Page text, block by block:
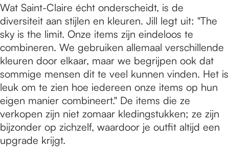
Wat Saint-Claire écht onderscheidt, is de
diversiteit aan stijlen en kleuren. Jill legt uit: "The
sky is the limit. Onze items zijn eindeloos te
combineren. We gebruiken allemaal verschillende
kleuren door elkaar, maar we begrijpen ook dat
sommige mensen dit te veel kunnen vinden. Het is
leuk om te zien hoe iedereen onze items op hun
eigen manier combineert." De items die ze
verkopen zijn niet zomaar kledingstukken; ze zijn
bijzonder op zichzelf, waardoor je outfit altijd een
upgrade krijgt.